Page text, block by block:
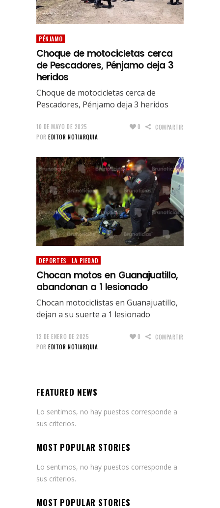
PÉNJAMO
Choque de motocicletas cerca
de Pescadores, Pénjamo deja 3
heridos
Choque de motocicletas cerca de
Pescadores, Pénjamo deja 3 heridos
10 DE MAYO DE 2025
POR EDITOR NOTIARQUIA
0 COMPARTIR
DEPORTES LA PIEDAD
Chocan motos en Guanajuatillo,
abandonan a 1 lesionado
Chocan motociclistas en Guanajuatillo,
dejan a su suerte a 1 lesionado
12 DE ENERO DE 2025
POR EDITOR NOTIARQUIA
0 COMPARTIR
FEATURED NEWS
Lo sentimos, no hay puestos corresponde a
sus criterios.
MOST POPULAR STORIES
Lo sentimos, no hay puestos corresponde a
sus criterios.
MOST POPULAR STORIES